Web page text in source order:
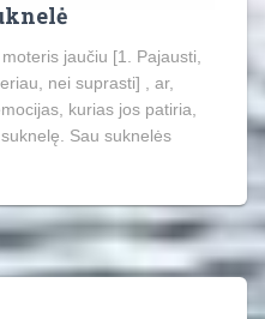
jaučiu [1. Pajausti,
nei suprasti] , ar,
kurias jos patiria,
Sau suknelės